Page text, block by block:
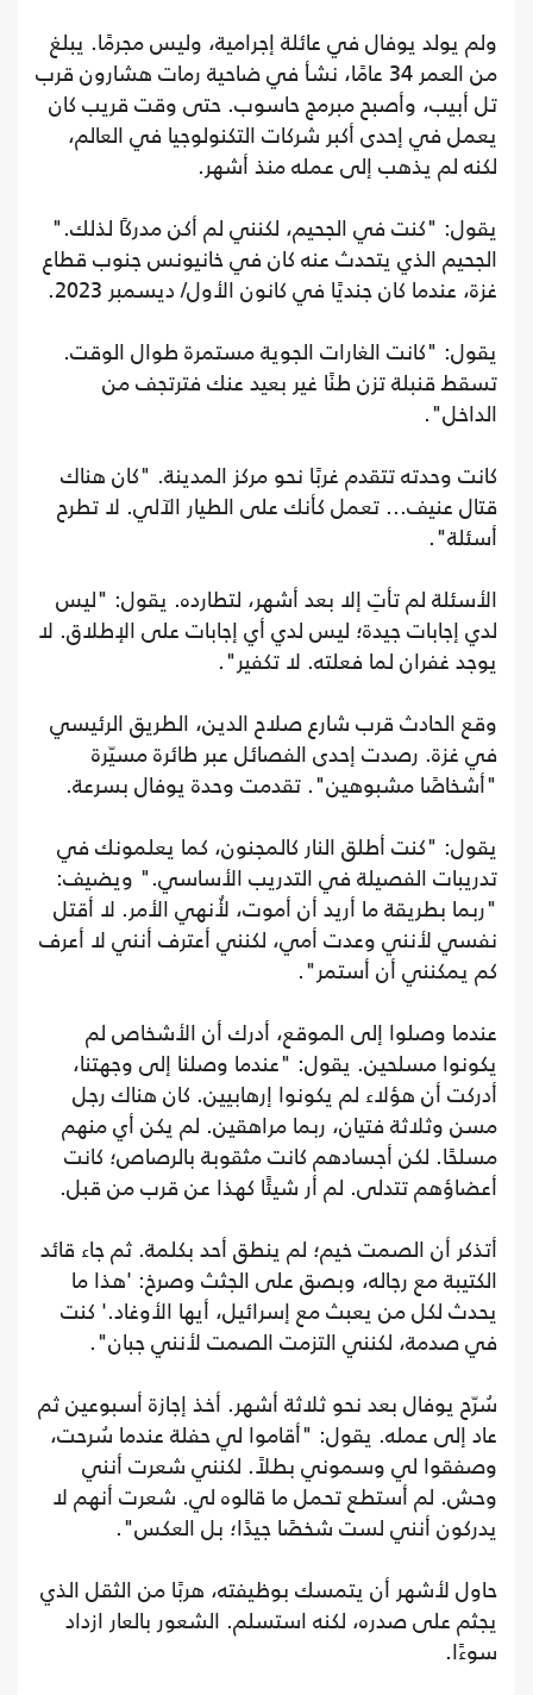
ولم يولد يوفال في عائلة إجرامية، وليس مجرمًا. يبلغ
من العمر 34 عامًا، نشأ في ضاحية رمات هشارون قرب
تل أبيب، وأصبح مبرمج حاسوب. حتى وقت قريب كان
يعمل في إحدى أكبر شركات التكنولوجيا في العالم،
لكنه لم يذهب إلى عمله منذ أشهر.
يقول: "كنت في الجحيم، لكنني لم أكن مدركًا لذلك."
الجحيم الذي يتحدث عنه كان في خانيونس جنوب قطاع
غزة، عندما كان جنديًا في كانون الأول/ ديسمبر 2023.
يقول: "كانت الغارات الجوية مستمرة طوال الوقت.
تسقط قنبلة تزن طنًا غير بعيد عنك فترتجف من
الداخل".
كانت وحدته تتقدم غربًا نحو مركز المدينة. "كان هناك
قتال عنيف... تعمل كأنك على الطيار الآلي. لا تطرح
أسئلة".
الأسئلة لم تأتِ إلا بعد أشهر، لتطارده. يقول: "ليس
لدي إجابات جيدة؛ ليس لدي أي إجابات على الإطلاق. لا
يوجد غفران لما فعلته. لا تكفير".
وقع الحادث قرب شارع صلاح الدين، الطريق الرئيسي
في غزة. رصدت إحدى الفصائل عبر طائرة مسيّرة
"أشخاصًا مشبوهين". تقدمت وحدة يوفال بسرعة.
يقول: "كنت أطلق النار كالمجنون، كما يعلمونك في
تدريبات الفصيلة في التدريب الأساسي." ويضيف:
"ربما بطريقة ما أريد أن أموت، لأُنهي الأمر. لا أقتل
نفسي لأنني وعدت أمي، لكنني أعترف أنني لا أعرف
كم يمكنني أن أستمر".
عندما وصلوا إلى الموقع، أدرك أن الأشخاص لم
يكونوا مسلحين. يقول: "عندما وصلنا إلى وجهتنا،
أدركت أن هؤلاء لم يكونوا إرهابيين. كان هناك رجل
مسن وثلاثة فتيان، ربما مراهقين. لم يكن أي منهم
مسلحًا. لكن أجسادهم كانت مثقوبة بالرصاص؛ كانت
أعضاؤهم تتدلى. لم أر شيئًا كهذا عن قرب من قبل.
أتذكر أن الصمت خيم؛ لم ينطق أحد بكلمة. ثم جاء قائد
الكتيبة مع رجاله، وبصق على الجثث وصرخ: 'هذا ما
يحدث لكل من يعبث مع إسرائيل، أيها الأوغاد.' كنت
في صدمة، لكنني التزمت الصمت لأنني جبان".
سُرّح يوفال بعد نحو ثلاثة أشهر. أخذ إجازة أسبوعين ثم
عاد إلى عمله. يقول: "أقاموا لي حفلة عندما سُرحت،
وصفقوا لي وسموني بطلاً. لكنني شعرت أنني
وحش. لم أستطع تحمل ما قالوه لي. شعرت أنهم لا
يدركون أنني لست شخصًا جيدًا؛ بل العكس".
حاول لأشهر أن يتمسك بوظيفته، هربًا من الثقل الذي
يجثم على صدره، لكنه استسلم. الشعور بالعار ازداد
سوءًا.